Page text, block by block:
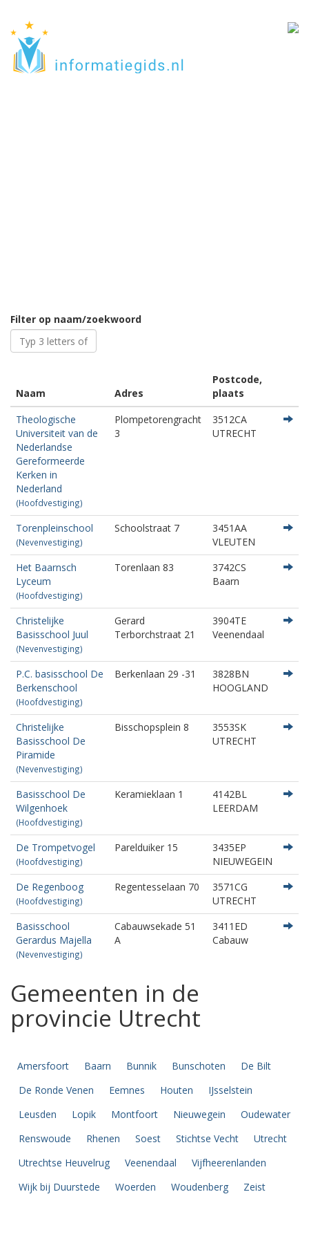
Filter op naam/zoekwoord
Naam Adres
Postcode,
plaats
Theologische
Universiteit van de
Nederlandse
Gereformeerde
Kerken in
Nederland
(Hoofdvestiging)
Plompetorengracht
3
3512CA
UTRECHT
Torenpleinschool
(Nevenvestiging)
Schoolstraat 7
3451AA
VLEUTEN
Het Baarnsch
Lyceum
(Hoofdvestiging)
Torenlaan 83
3742CS
Baarn
Christelijke
Basisschool Juul
(Nevenvestiging)
Gerard
Terborchstraat 21
3904TE
Veenendaal
P.C. basisschool De
Berkenschool
(Hoofdvestiging)
Berkenlaan 29 -31
3828BN
HOOGLAND
Christelijke
Basisschool De
Piramide
(Nevenvestiging)
Bisschopsplein 8
3553SK
UTRECHT
Basisschool De
Wilgenhoek
(Hoofdvestiging)
Keramieklaan 1
4142BL
LEERDAM
De Trompetvogel
(Hoofdvestiging)
Parelduiker 15
3435EP
NIEUWEGEIN
De Regenboog
(Hoofdvestiging)
Regentesselaan 70
3571CG
UTRECHT
Basisschool
Gerardus Majella
(Nevenvestiging)
Cabauwsekade 51
A
3411ED
Cabauw
Gemeenten in de
provincie Utrecht
Amersfoort Baarn Bunnik Bunschoten
De Bilt
De Ronde Venen
Eemnes Houten
IJsselstein
Leusden
Lopik Montfoort Nieuwegein
Oudewater
Renswoude
Rhenen Soest Stichtse Vecht
Utrecht
Utrechtse Heuvelrug
Veenendaal
Vijfheerenlanden
Wijk bij Duurstede
Woerden Woudenberg Zeist